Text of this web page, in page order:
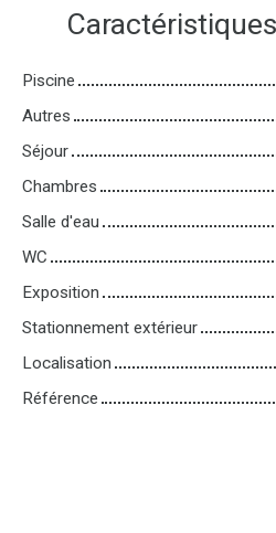
Caractéristiques
Piscine
Autres
Séjour
Chambres
Salle d'eau
WC
Exposition
Stationnement extérieur
Localisation
Référence